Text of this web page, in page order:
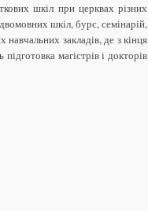
шкіл при церквах різних
шкіл, бурс, семінарій,
навчальних закладів, де з кінця
магістрів і докторів